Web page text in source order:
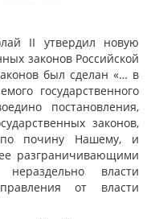
II утвердил новую
законов Российской
был сделан «… в
государственного
постановления,
законов,
почину Нашему, и
разграничивающими
власти
от власти